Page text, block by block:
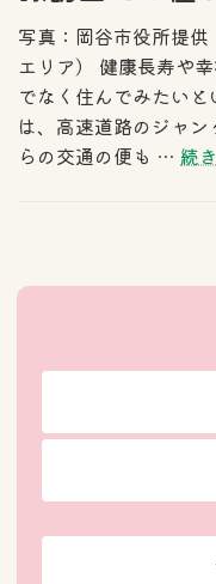
写真：岡谷市役所提
エリア） 健康長寿や
でなく住んでみたい
は、高速道路のジャ
らの交通の便も … 続